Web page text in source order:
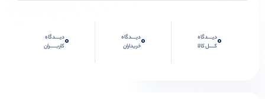
0دیــــدگاه
کــــل کالا
0دیــــدگاه
خریداران
0دیــــدگاه
کاربـــــران